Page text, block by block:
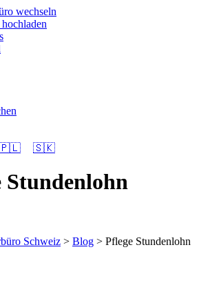
wechseln
🇸🇰
Stundenlohn
Schweiz > Blog > Pflege Stundenlohn